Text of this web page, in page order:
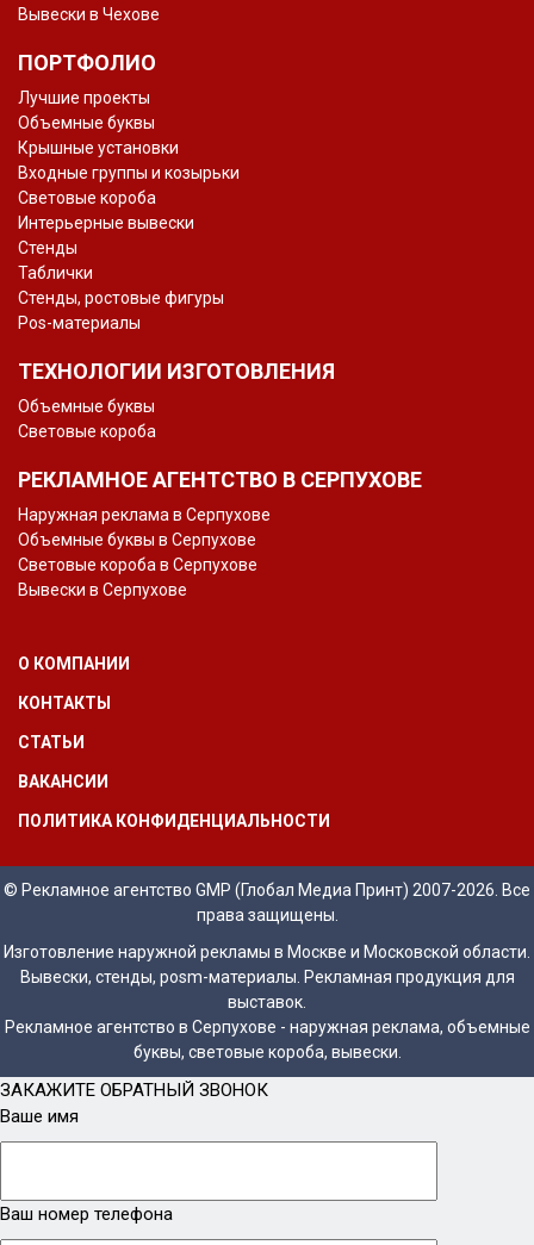
Вывески в Чехове
ПОРТФОЛИО
Лучшие проекты
Объемные буквы
Крышные установки
Входные группы и козырьки
Световые короба
Интерьерные вывески
Стенды
Таблички
Стенды, ростовые фигуры
Pos-материалы
ТЕХНОЛОГИИ ИЗГОТОВЛЕНИЯ
Объемные буквы
Световые короба
РЕКЛАМНОЕ АГЕНТСТВО В СЕРПУХОВЕ
Наружная реклама в Серпухове
Объемные буквы в Серпухове
Световые короба в Серпухове
Вывески в Серпухове
О КОМПАНИИ
КОНТАКТЫ
СТАТЬИ
ВАКАНСИИ
ПОЛИТИКА КОНФИДЕНЦИАЛЬНОСТИ
© Рекламное агентство GMP (Глобал Медиа Принт) 2007-2026. Все
права защищены.
Изготовление наружной рекламы в Москве и Московской области.
Вывески, стенды, posm-материалы. Рекламная продукция для
выставок.
Рекламное агентство в Серпухове - наружная реклама, объемные
буквы, световые короба, вывески.
ЗАКАЖИТЕ ОБРАТНЫЙ ЗВОНОК
Ваше имя
Ваш номер телефона